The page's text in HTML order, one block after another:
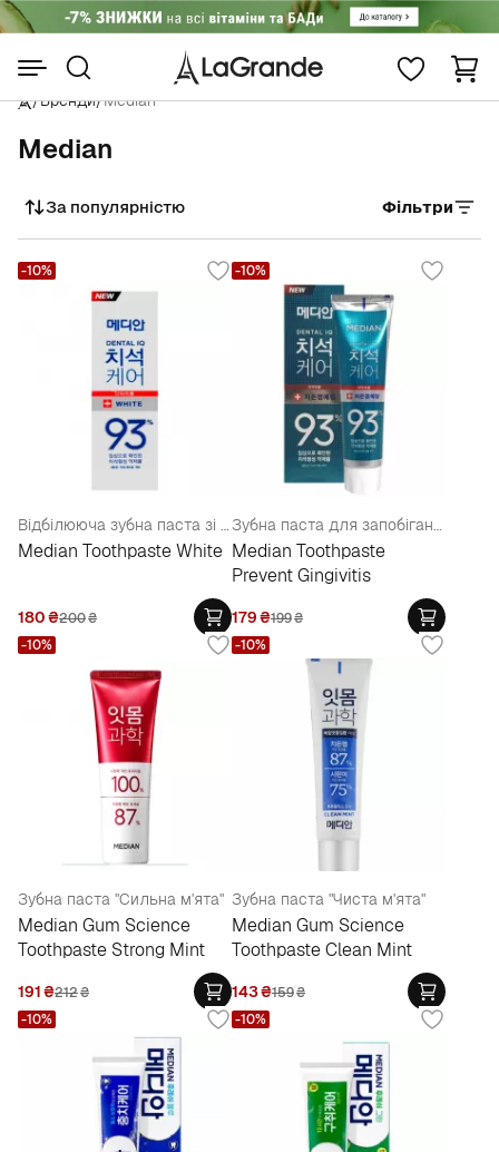
/Бренди/Median
Median
Сортувати
За популярністю Фільтри
Відбілююча зубна паста зі смаком м'яти
Median Toothpaste White
180₴200₴
-10%
Зубна паста для запобігання гінгівіту та запалення ясен
Median Toothpaste
Prevent Gingivitis
179₴199₴
-10%
Зубна паста "Сильна м'ята"
Median Gum Science
Toothpaste Strong Mint
191₴212₴
-10%
Зубна паста "Чиста м'ята"
Median Gum Science
Toothpaste Clean Mint
143₴159₴
-10%
-10% -10%